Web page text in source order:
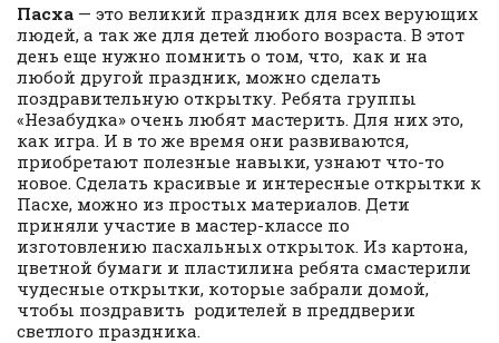
Пасха — это великий праздник для всех верующих
людей, а так же для детей любого возраста. В этот
день еще нужно помнить о том, что, как и на
любой другой праздник, можно сделать
поздравительную открытку. Ребята группы
«Незабудка» очень любят мастерить. Для них это,
как игра. И в то же время они развиваются,
приобретают полезные навыки, узнают что-то
новое. Сделать красивые и интересные открытки к
Пасхе, можно из простых материалов. Дети
приняли участие в мастер-классе по
изготовлению пасхальных открыток. Из картона,
цветной бумаги и пластилина ребята смастерили
чудесные открытки, которые забрали домой,
чтобы поздравить родителей в преддверии
светлого праздника.